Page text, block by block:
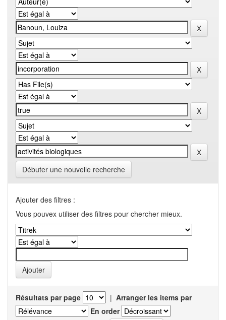
Débuter une nouvelle recherche
Ajouter des filtres :
Vous pouvex utiliser des filtres pour chercher mieux.
Résultats par page | Arranger les items par
En order